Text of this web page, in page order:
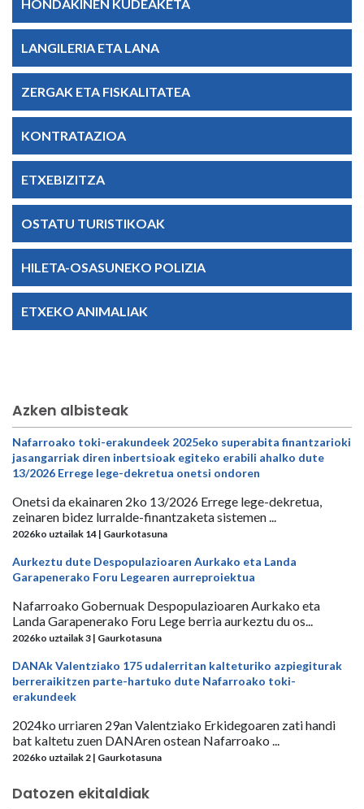
HONDAKINEN KUDEAKETA
LANGILERIA ETA LANA
ZERGAK ETA FISKALITATEA
KONTRATAZIOA
ETXEBIZITZA
OSTATU TURISTIKOAK
HILETA-OSASUNEKO POLIZIA
ETXEKO ANIMALIAK
Azken albisteak
Nafarroako toki-erakundeek 2025eko superabita finantzarioki
jasangarriak diren inbertsioak egiteko erabili ahalko dute
13/2026 Errege lege-dekretua onetsi ondoren
Onetsi da ekainaren 2ko 13/2026 Errege lege-dekretua,
zeinaren bidez lurralde-finantzaketa sistemen ...
2026ko uztailak 14 | Gaurkotasuna
Aurkeztu dute Despopulazioaren Aurkako eta Landa
Garapenerako Foru Legearen aurreproiektua
Nafarroako Gobernuak Despopulazioaren Aurkako eta
Landa Garapenerako Foru Lege berria aurkeztu du os...
2026ko uztailak 3 | Gaurkotasuna
DANAk Valentziako 175 udalerritan kalteturiko azpiegiturak
berreraikitzen parte-hartuko dute Nafarroako toki-
erakundeek
2024ko urriaren 29an Valentziako Erkidegoaren zati handi
bat kaltetu zuen DANAren ostean Nafarroako ...
2026ko uztailak 2 | Gaurkotasuna
Datozen ekitaldiak